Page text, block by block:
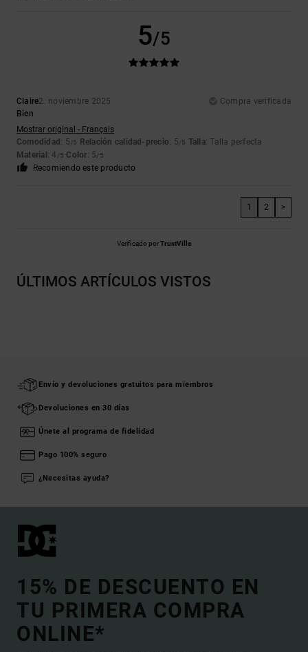
5/5
Claire2. noviembre 2025
Compra verificada
Bien
Mostrar original - Français
Comodidad : 5/5 Relación calidad-precio: 5/5 Talla: Talla perfecta
Material : 4 /5 Color: 5/5
Recomiendo este producto
1 2 >
Verificado porTrustVille
ÚLTIMOS ARTÍCULOS VISTOS
Envío y devoluciones gratuitos para miembros
Devoluciones en 30 días
Únete al programa de fidelidad
Pago 100% seguro
¿Necesitas ayuda?
15% DE DESCUENTO EN
TU PRIMERA COMPRA
ONLINE*